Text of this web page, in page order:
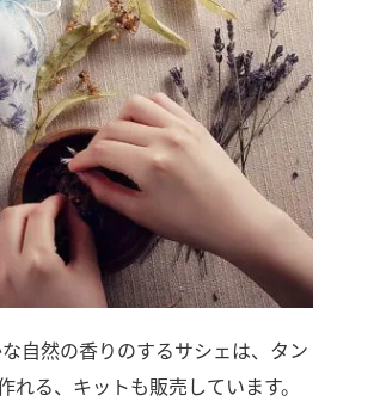
自然の香りのするサシェは、タン
る、キットも販売しています。